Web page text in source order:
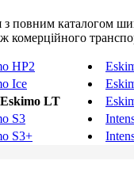
повним каталогом
комерційного
HP2
Ice
LT
S3
S3+